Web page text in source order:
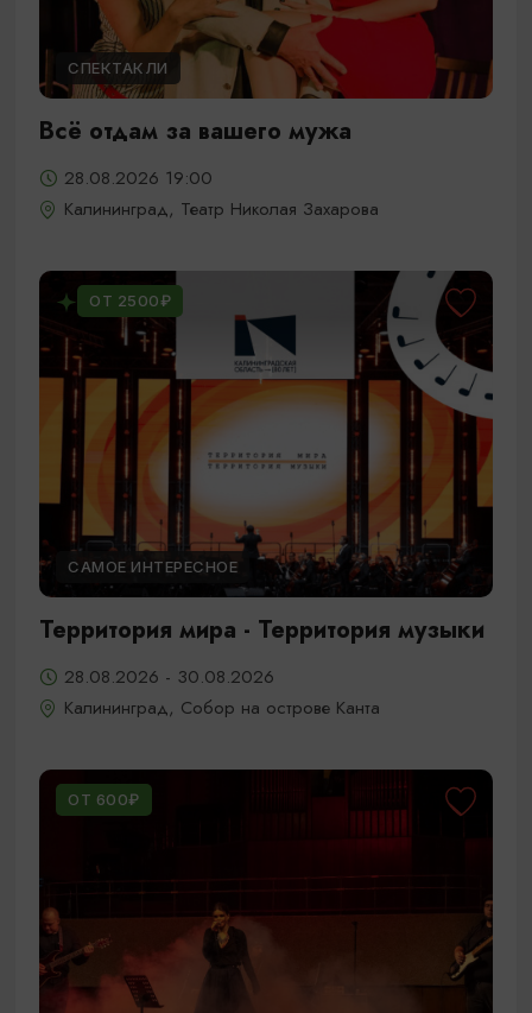
СПЕКТАКЛИ
Всё отдам за вашего мужа
28.08.2026 19:00
Калининград, Театр Николая Захарова
ОТ 2500₽
САМОЕ ИНТЕРЕСНОЕ
Территория мира - Территория музыки
28.08.2026 - 30.08.2026
Калининград, Собор на острове Канта
ОТ 600₽